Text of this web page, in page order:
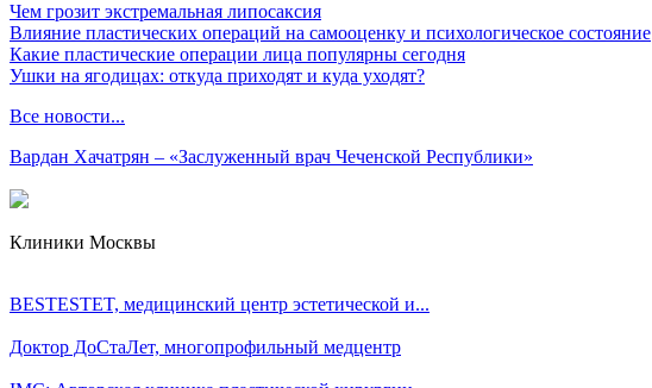
Чем грозит экстремальная липосаксия
Влияние пластических операций на самооценку и психологическое состояние
Какие пластические операции лица популярны сегодня
Ушки на ягодицах: откуда приходят и куда уходят?
Все новости...
Вардан Хачатрян – «Заслуженный врач Чеченской Республики»
Клиники Москвы
BESTESTET, медицинский центр эстетической и...
Доктор ДоСтаЛет, многопрофильный медцентр